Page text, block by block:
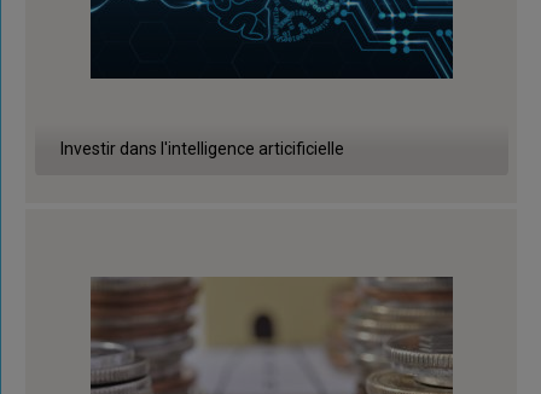
Investir dans l'intelligence articificielle